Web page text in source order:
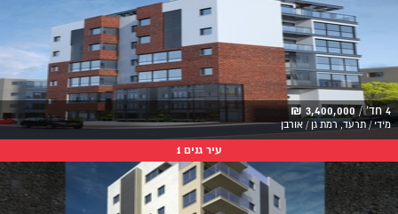
4 חד' / 3,400,000 ₪
מידי / תרעד, רמת גן / אורבן
עיר גנים 1